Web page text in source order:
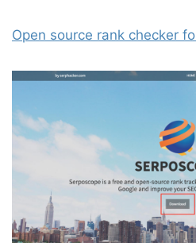
Open source rank checker